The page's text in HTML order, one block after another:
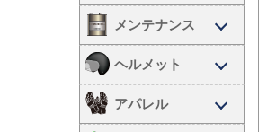
メンテナンス
ヘルメット
アパレル